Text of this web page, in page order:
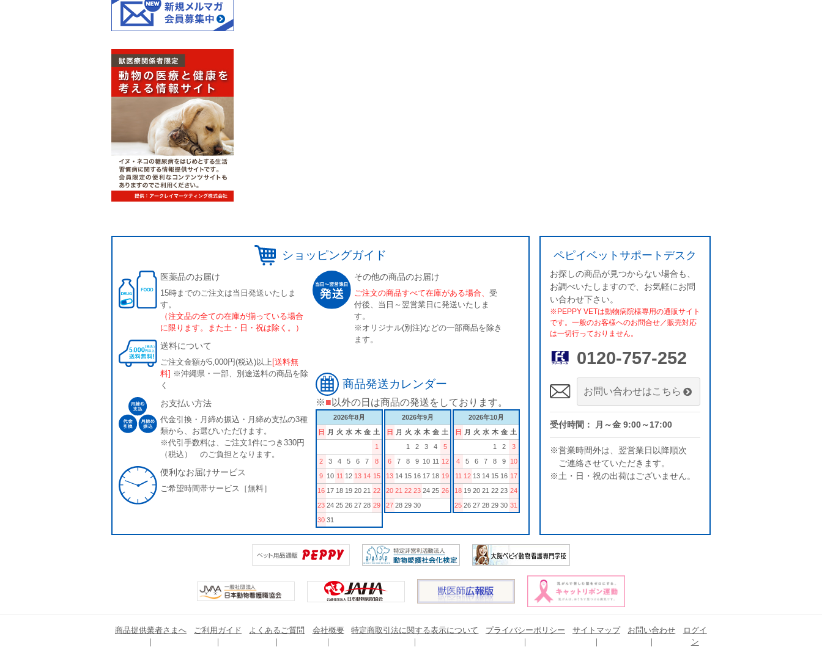
ショッピングガイド
医薬品のお届け
15時までのご注文は当日発送いたしま
す。
（注文品の全ての在庫が揃っている場合
に限ります。また土・日・祝は除く。）
送料について
ご注文金額が5,000円(税込)以上 [送料無
料] ※沖縄県・一部、別途送料の商品を除
く
お支払い方法
代金引換・月締め振込・月締め支払の3種
類から、お選びいただけます。
※代引手数料は、ご注文1件につき330円
（税込） のご負担となります。
便利なお届けサービス
ご希望時間帯サービス［無料］
その他の商品のお届け
ご注文の商品すべて在庫がある場合、 受
付後、当日～翌営業日に発送いたしま
す。
※オリジナル(別注)などの一部商品を除き
ます。
商品発送カレンダー
※■ 以外の日は商品の発送をしております。
2026年8月
日
月 火 水 木 金 土
1
2
3 4 5 6 7
8
9 10 11 12 13 14 15
16 17 18 19 20 21 22
23 24 25 26 27 28 29
30 31
2026年9月
日
月 火 水 木 金 土
1
2 3 4
5
6
7 8 9 10 11 12
13 14 15 16 17 18 19
20 21 22 23 24 25 26
27 28 29 30
2026年10月
日
月 火 水 木 金 土
1
2
3
4
5 6 7 8 9
10
11 12 13 14 15 16 17
18 19 20 21 22 23 24
25 26 27 28 29 30 31
ペピイベットサポートデスク
お探しの商品が見つからない場合も、
お調べいたしますので、お気軽にお問
い合わせ下さい。
※PEPPY VETは動物病院様専用の通販サイト
です。一般のお客様へのお問合せ／販売対応
は一切行っておりません。
0120-757-252
お問い合わせはこちら
受付時間： 月～金 9:00～17:00
※営業時間外は、翌営業日以降順次
ご連絡させていただきます。
※土・日・祝の出荷はございません。
商品提供業者さまへ ご利用ガイド よくあるご質問 会社概要 特定商取引法に関する表示について プライバシーポリシー サイトマップ お問い合わせ
ログイ
ン